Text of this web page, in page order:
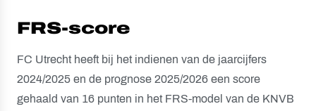
FRS-score
FC Utrecht heeft bij het indienen van de jaarcijfers
2024/2025 en de prognose 2025/2026 een score
gehaald van 16 punten in het FRS-model van de KNVB